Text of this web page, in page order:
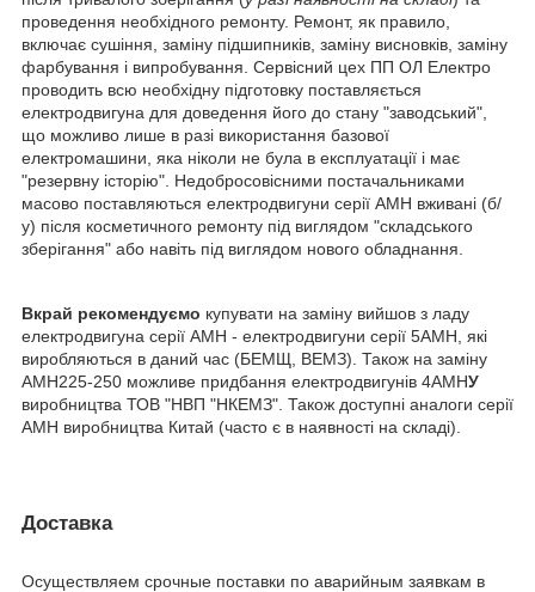
проведення необхідного ремонту. Ремонт, як правило,
включає сушіння, заміну підшипників, заміну висновків, заміну
фарбування і випробування. Сервісний цех ПП ОЛ Електро
проводить всю необхідну підготовку поставляється
електродвигуна для доведення його до стану "заводський",
що можливо лише в разі використання базової
електромашини, яка ніколи не була в експлуатації і має
"резервну історію". Недобросовісними постачальниками
масово поставляються електродвигуни серії АМН вживані (б/
у) після косметичного ремонту під виглядом "складського
зберігання" або навіть під виглядом нового обладнання.
Вкрай рекомендуємо купувати на заміну вийшов з ладу
електродвигуна серії АМН - електродвигуни серії 5АМН, які
виробляються в даний час (БЕМЩ, ВЕМЗ). Також на заміну
АМН225-250 можливе придбання електродвигунів 4АМНУ
виробництва ТОВ "НВП "НКЕМЗ". Також доступні аналоги серії
АМН виробництва Китай (часто є в наявності на складі).
Доставка
Осуществляем срочные поставки по аварийным заявкам в